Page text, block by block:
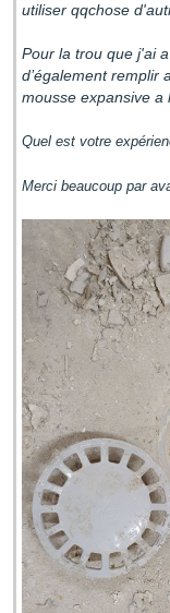
utiliser qqchose
Pour la trou que j'ai
d’également remplir
mousse expansive a
Quel est votre
Merci beaucoup par